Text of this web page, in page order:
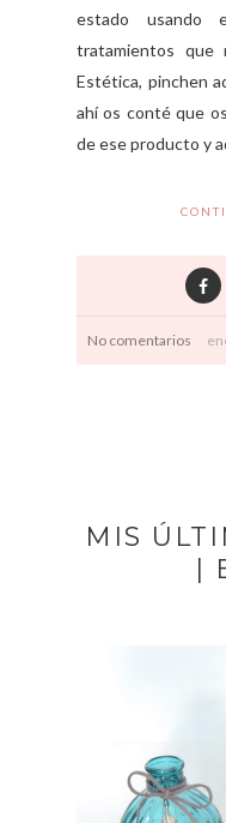
estado
tratamientos que
Estética, pinchen
ahí os conté que
de ese producto y
No comentarios
MIS
|